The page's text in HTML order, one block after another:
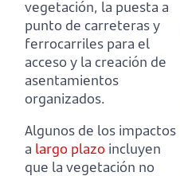
vegetación, la puesta a
punto de carreteras y
ferrocarriles para el
acceso y la creación de
asentamientos
organizados.
Algunos de los impactos
a largo plazo incluyen
que la vegetación no